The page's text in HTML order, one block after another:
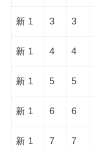
新 1 3 3
新 1 4 4
新 1 5 5
新 1 6 6
新 1 7 7